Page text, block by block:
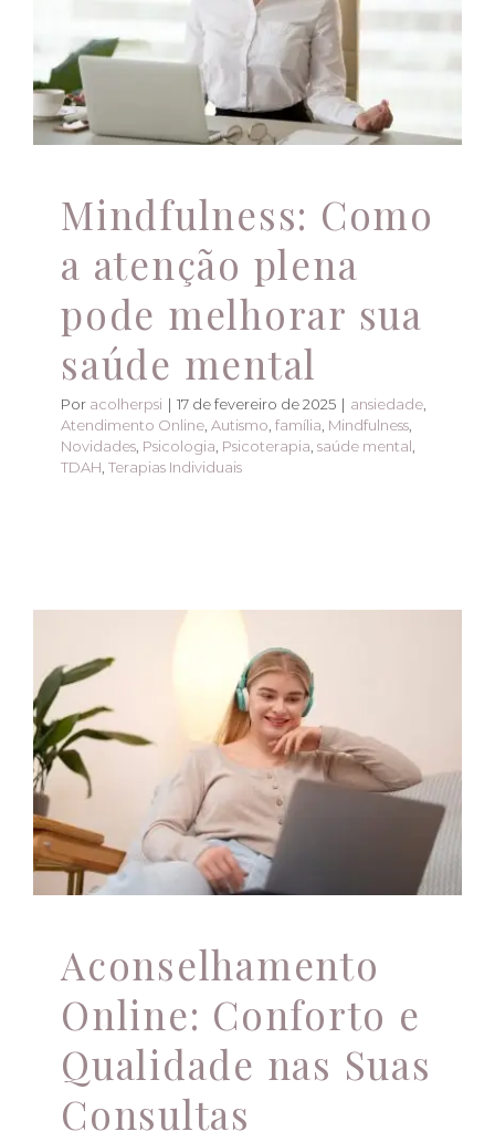
Atendimento Online
mental
ansiedade Atendimento Online Autismo
Mindfulness
Novidades Psicologia Psicoterapia
TDAH Terapias Individuais
Mindfulness: Como
a atenção plena
pode melhorar sua
saúde mental
Por acolherpsi | 17 de fevereiro de 2025 | ansiedade,
Atendimento Online, Autismo, família, Mindfulness,
Novidades, Psicologia, Psicoterapia, saúde mental,
TDAH, Terapias Individuais
Aconselhamento
Online: Conforto e
Qualidade nas Suas
Consultas
Atendimento Online
Aconselhamento
Online: Conforto e
Qualidade nas Suas
Consultas